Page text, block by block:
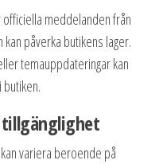
meddelanden från
påverka butikens lager.
temauppdateringar kan
tillgänglighet
variera beroende på